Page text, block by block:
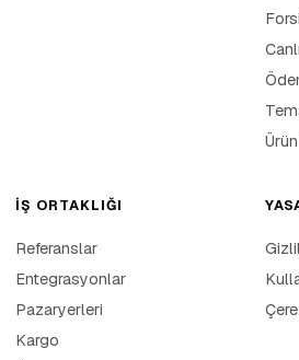
İŞ ORTAKLIĞI
Referanslar
Entegrasyonlar
Pazaryerleri
Kargo